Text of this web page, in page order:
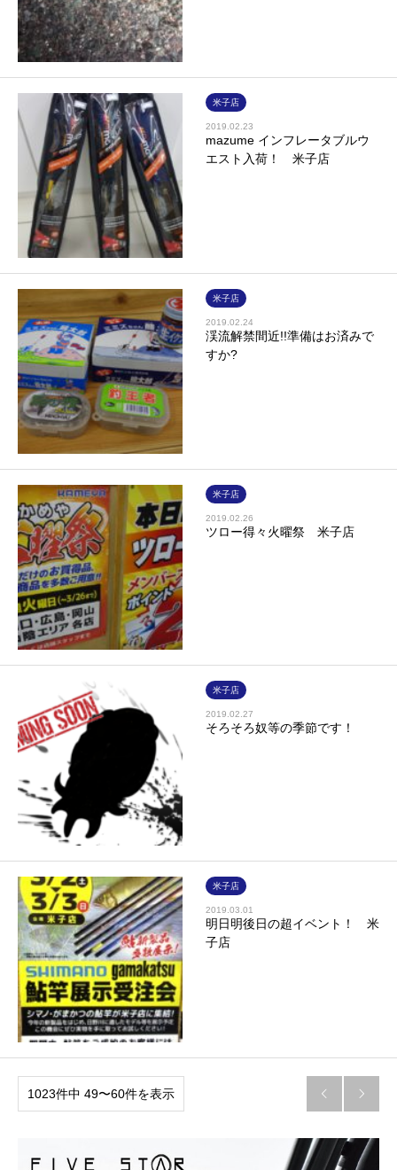
米子店
2019.02.23
mazume インフレータブルウ
エスト入荷！ 米子店
米子店
2019.02.24
渓流解禁間近!!準備はお済みで
すか?
米子店
2019.02.26
ツロー得々火曜祭 米子店
米子店
2019.02.27
そろそろ奴等の季節です！
米子店
2019.03.01
明日明後日の超イベント！ 米
子店
1023件中 49〜60件を表示  